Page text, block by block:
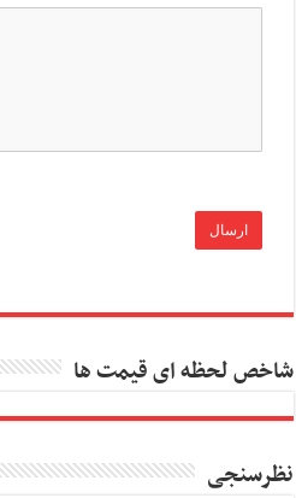
شاخص لحظه ای قیمت ها
نظرسنجی